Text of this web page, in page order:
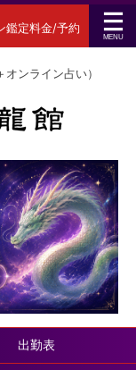
鑑定料金/予約
ンライン占い）
出勤表